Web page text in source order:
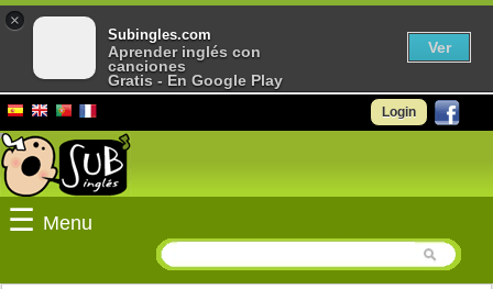
Login
☰ Menu
×
Subingles.com
Aprender inglés con
canciones
Gratis - En Google Play
Ver